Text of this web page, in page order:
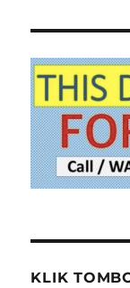
HDMI
KLIK